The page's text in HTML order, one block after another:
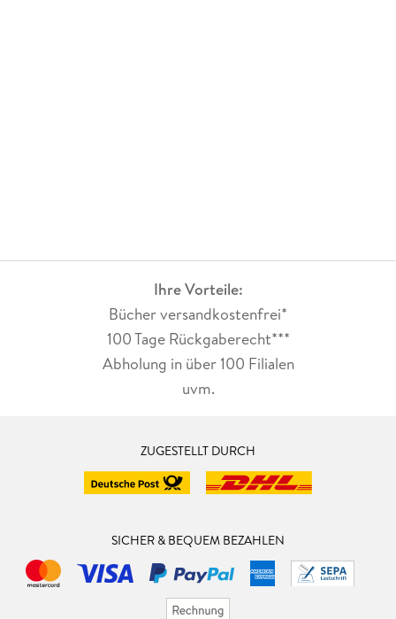
Ihre Vorteile:
Bücher versandkostenfrei*
100 Tage Rückgaberecht***
Abholung in über 100 Filialen
uvm.
ZUGESTELLT DURCH
SICHER & BEQUEM BEZAHLEN